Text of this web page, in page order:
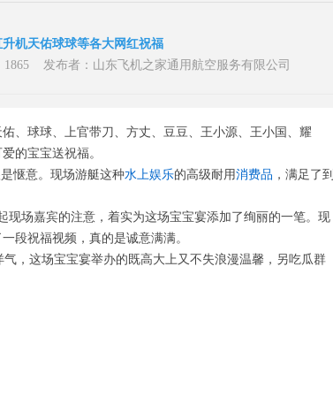
机天佑球球等各大网红祝福
发布者：山东飞机之家通用航空服务有限公司
、球球、 上官带刀、方丈、豆豆、王小源、王小国、耀
的宝宝送祝福。
惬意。 现场游艇这种水上娱乐的高级耐用消费品 ，满足了到
现场嘉宾的注意，着实为这场宝宝宴添加了绚丽的一笔。现
段祝福视频，真的是诚意满满。
气 ， 这场宝宝宴举办的既高大上又不失浪漫温馨，另吃瓜群